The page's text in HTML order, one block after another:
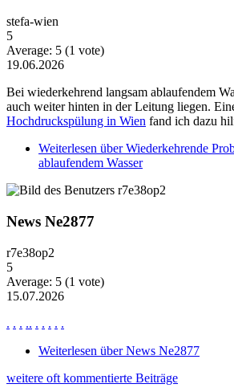
stefa-wien
5
Average: 5 (1 vote)
19.06.2026
Bei wiederkehrend langsam ablaufendem
auch weiter hinten in der Leitung liegen.
Hochdruckspülung in Wien fand ich dazu
Weiterlesen über Wiederkehrende
ablaufendem Wasser
News Ne2877
r7e38op2
5
Average: 5 (1 vote)
15.07.2026
. . . .. . . . . .
Weiterlesen über News Ne2877
weitere oft kommentierte Beiträge